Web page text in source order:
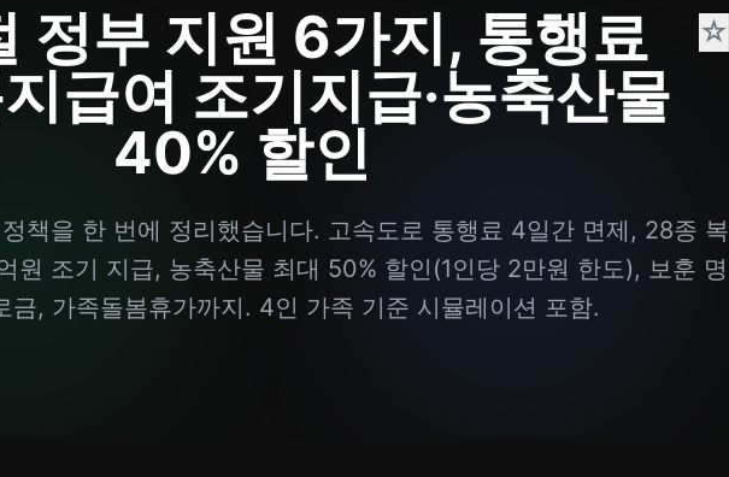
정부 지원 6가지, 통행료
급여 조기지급·농축산물
40% 할인
☆
책을 한 번에 정리했습니다. 고속도로 통행료 4일간 면제, 28종 복
원 조기 지급, 농축산물 최대 50% 할인(1인당 2만원 한도), 보훈 명
금, 가족돌봄휴가까지. 4인 가족 기준 시뮬레이션 포함.